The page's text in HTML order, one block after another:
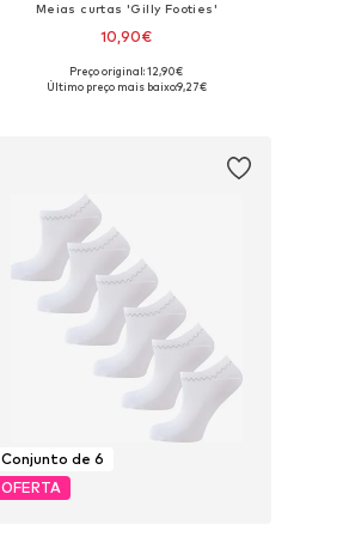
Meias curtas 'Gilly Footies'
10,90€
Tamanhos disponíveis: 36-38, 39-41
Preço original: 12,90€
Último preço mais baixo:9,27€
Conjunto de 6
OFERTA